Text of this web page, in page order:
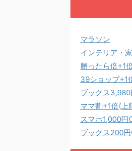
マラソン
インテリア・
勝ったら倍+1
39ショップ+1
ブックス
ママ割+1倍(上
スマホ1,000円
ブックス200